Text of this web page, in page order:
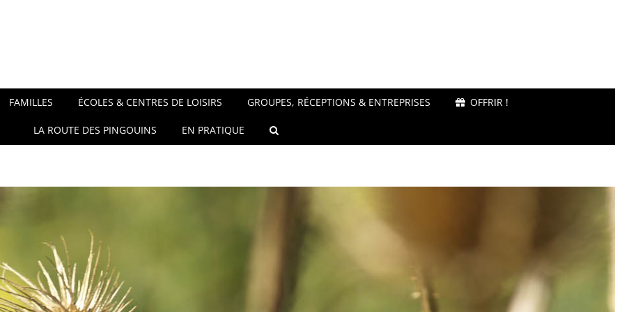
FAMILLES ÉCOLES & CENTRES DE LOISIRS GROUPES, RÉCEPTIONS & ENTREPRISES OFFRIR !
LA ROUTE DES PINGOUINS EN PRATIQUE